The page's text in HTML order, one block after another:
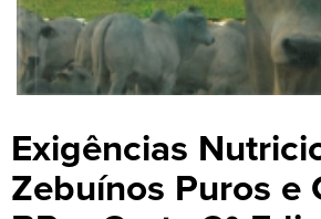
Exigências
Zebuínos Puros e